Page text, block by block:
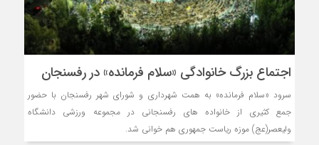
اجتماع بزرگ خانوادگی «سلام فرمانده» در رفسنجان
سرود «سلام فرمانده» به همت شهرداری و شورای شهر رفسنجان با حضور
جمع کثیری از خانواده های رفسنجانی در مجموعه ورزشی دانشگاه
ولیعصر(عج) موزه ریاست جمهوری هم خوانی شد.